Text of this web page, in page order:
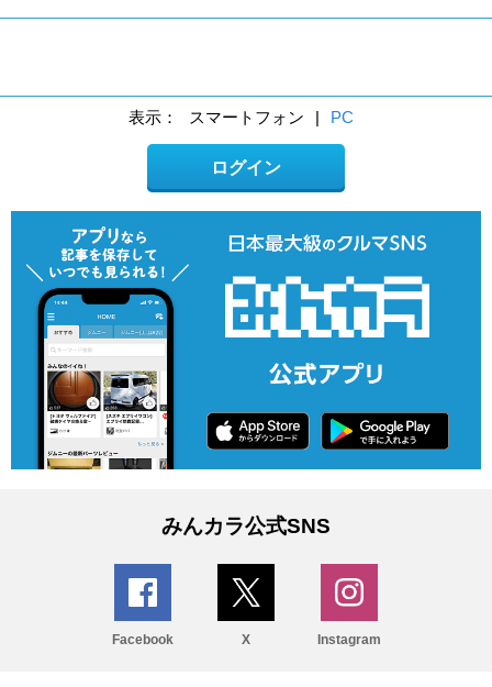
表示： スマートフォン | PC
ログイン
みんカラ公式SNS
Facebook X Instagram